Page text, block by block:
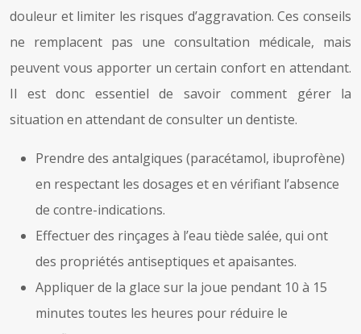
douleur et limiter les risques d’aggravation. Ces conseils
ne remplacent pas une consultation médicale, mais
peuvent vous apporter un certain confort en attendant.
Il est donc essentiel de savoir comment gérer la
situation en attendant de consulter un dentiste.
Prendre des antalgiques (paracétamol, ibuprofène)
en respectant les dosages et en vérifiant l’absence
de contre-indications.
Effectuer des rinçages à l’eau tiède salée, qui ont
des propriétés antiseptiques et apaisantes.
Appliquer de la glace sur la joue pendant 10 à 15
minutes toutes les heures pour réduire le